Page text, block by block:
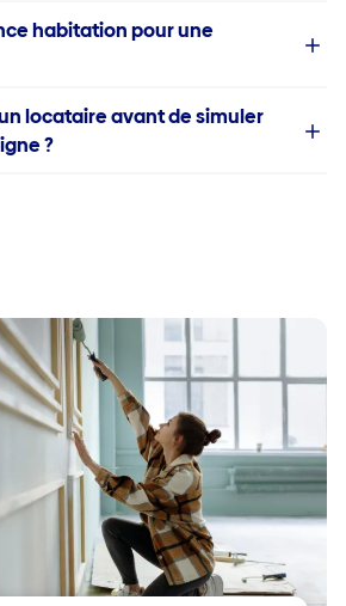
habitation pour une
locataire avant de simuler
?